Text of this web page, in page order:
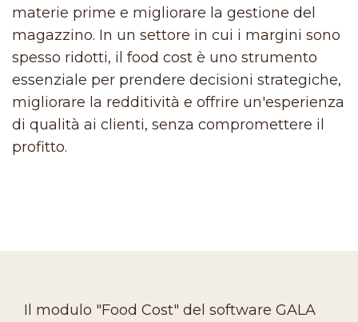
materie prime e migliorare la gestione del
magazzino. In un settore in cui i margini sono
spesso ridotti, il food cost è uno strumento
essenziale per prendere decisioni strategiche,
migliorare la redditività e offrire un'esperienza
di qualità ai clienti, senza compromettere il
profitto.
Il modulo "Food Cost" del software GALA